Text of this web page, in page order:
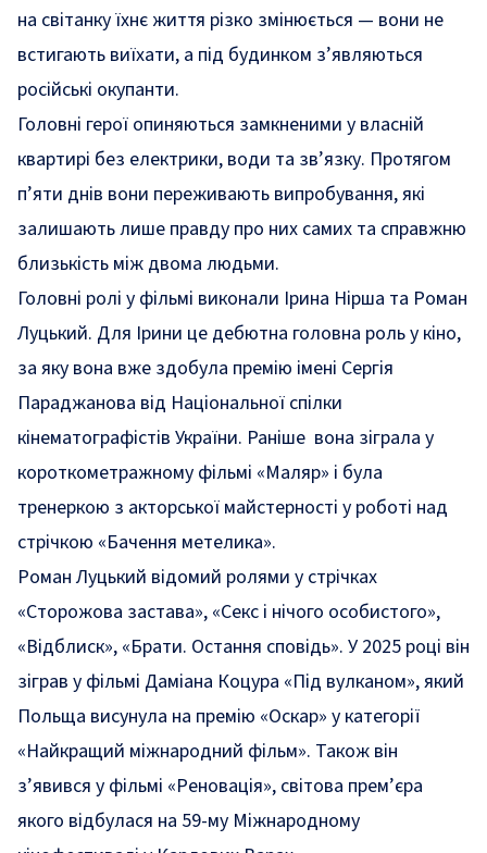
на світанку їхнє життя різко змінюється — вони не
встигають виїхати, а під будинком з’являються
російські окупанти.
Головні герої опиняються замкненими у власній
квартирі без електрики, води та зв’язку. Протягом
п’яти днів вони переживають випробування, які
залишають лише правду про них самих та справжню
близькість між двома людьми.
Головні ролі у фільмі виконали Ірина Нірша та Роман
Луцький. Для Ірини це дебютна головна роль у кіно,
за яку вона вже здобула премію імені Сергія
Параджанова від Національної спілки
кінематографістів України. Раніше вона зіграла у
короткометражному фільмі «Маляр» і була
тренеркою з акторської майстерності у роботі над
стрічкою «Бачення метелика».
Роман Луцький відомий ролями у стрічках
«Сторожова застава», «Секс і нічого особистого»,
«Відблиск», «Брати. Остання сповідь». У 2025 році він
зіграв у фільмі Даміана Коцура «Під вулканом», який
Польща висунула на премію «Оскар» у категорії
«Найкращий міжнародний фільм». Також він
з’явився у фільмі «Реновація», світова прем’єра
якого відбулася на 59-му Міжнародному